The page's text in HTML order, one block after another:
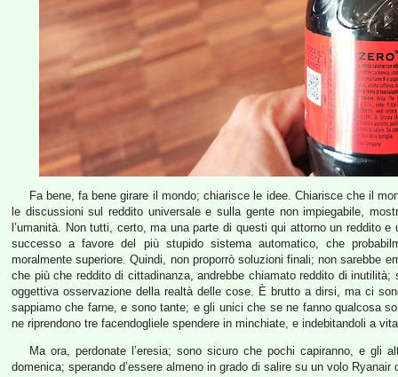
Fa bene, fa bene girare il mondo; chiarisce le idee. Chiarisce che il
le discussioni sul reddito universale e sulla gente non impiegabile,
l’umanità. Non tutti, certo, ma una parte di questi qui attorno un reddito
successo a favore del più stupido sistema automatico, che
moralmente superiore. Quindi, non proporrò soluzioni finali; non sarebbe
che più che reddito di cittadinanza, andrebbe chiamato reddito di
oggettiva osservazione della realtà delle cose. È brutto a dirsi, ma ci
sappiamo che farne, e sono tante; e gli unici che se ne fanno qualcosa
ne riprendono tre facendogliele spendere in minchiate, e indebitandoli a
Ma ora, perdonate l’eresia; sono sicuro che pochi capiranno, e gli
domenica; sperando d’essere almeno in grado di salire su un volo Ryanair